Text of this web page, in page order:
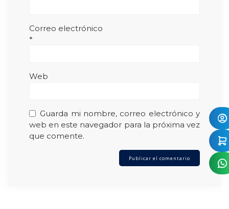
Correo electrónico
*
Web
Guarda mi nombre, correo electrónico y
web en este navegador para la próxima vez
que comente.